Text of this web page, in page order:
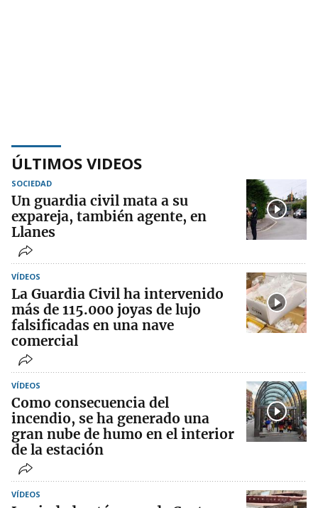
ÚLTIMOS VIDEOS
SOCIEDAD
Un guardia civil mata a su
expareja, también agente, en
Llanes
VÍDEOS
La Guardia Civil ha intervenido
más de 115.000 joyas de lujo
falsificadas en una nave
comercial
VÍDEOS
Como consecuencia del
incendio, se ha generado una
gran nube de humo en el interior
de la estación
VÍDEOS